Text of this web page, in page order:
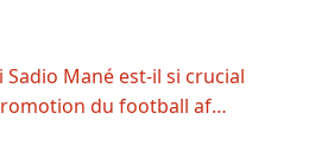
Mané est-il si crucial
du football af…